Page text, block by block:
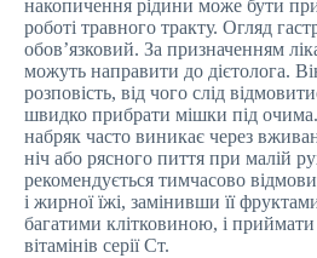
накопичення рідини може бути
роботі травного тракту. Огляд
обов’язковий. За призначенням
можуть направити до дієтолога.
розповість, від чого слід
швидко прибрати мішки під
набряк часто виникає через
ніч або рясного пиття при малій
рекомендується тимчасово
і жирної їжі, замінивши її
багатими клітковиною, і
вітамінів серії Ст.